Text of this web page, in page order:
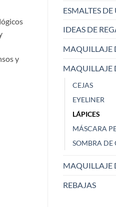
ESMALTES DE
IDEAS DE
MAQUILLAJE
MAQUILLAJE
CEJAS
EYELINER
LÁPICES
MÁSCARA
SOMBRA DE
MAQUILLAJE
REBAJAS
y
MARIA ANGELES